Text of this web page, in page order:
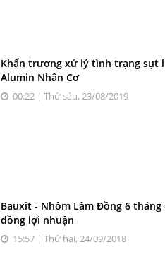
Khẩn trương xử lý tình trạng sụt
Alumin Nhân Cơ
00:22 | Thứ sáu, 23/08/2019
Bauxit - Nhôm Lâm Đồng 6
đồng lợi nhuận
15:57 | Thứ hai, 24/09/2018